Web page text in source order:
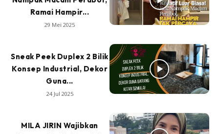
Ramai Hampir...
29 Mei 2025
Sneak Peek Duplex 2 Bilik
Konsep Industrial, Dekor
Guna...
24 Jul 2025
MILA JIRIN Wajibkan